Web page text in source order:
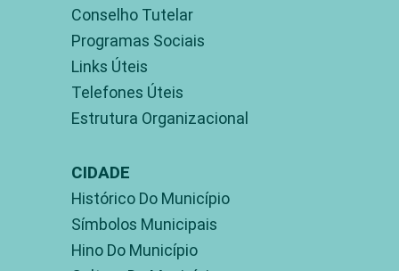
Conselho Tutelar
Programas Sociais
Links Úteis
Telefones Úteis
Estrutura Organizacional
CIDADE
Histórico Do Município
Símbolos Municipais
Hino Do Município